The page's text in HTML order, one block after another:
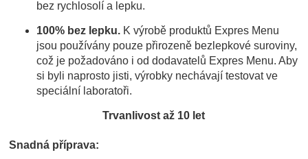
bez rychlosolí a lepku.
100% bez lepku. K výrobě produktů Expres Menu
jsou používány pouze přirozeně bezlepkové suroviny,
což je požadováno i od dodavatelů Expres Menu. Aby
si byli naprosto jisti, výrobky nechávají testovat ve
speciální laboratoři.
Trvanlivost až 10 let
Snadná příprava: